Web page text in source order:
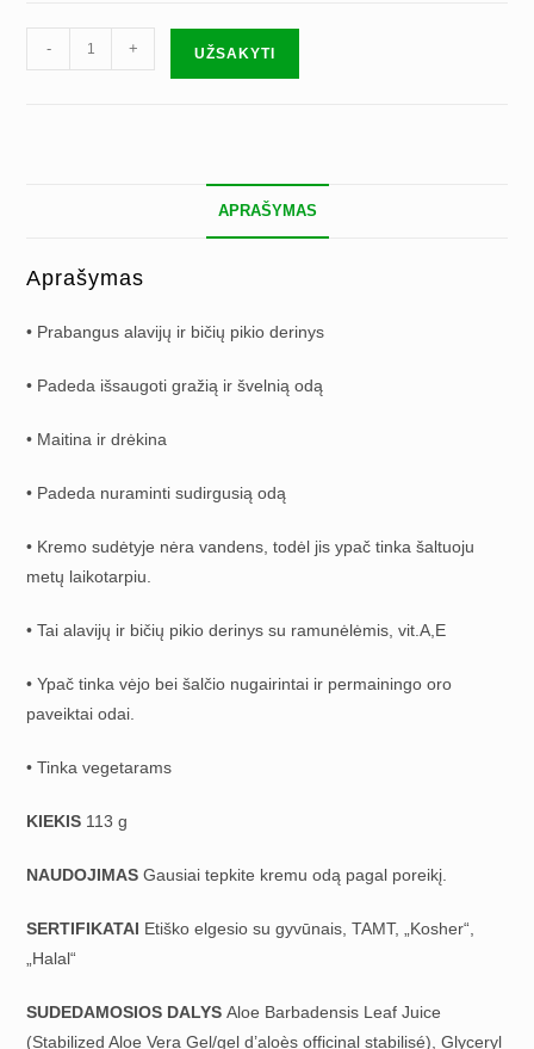
produkto
kiekis:
- + UŽSAKYTI
APRAŠYMAS
Aprašymas
• Prabangus alavijų ir bičių pikio derinys
• Padeda išsaugoti gražią ir švelnią odą
• Maitina ir drėkina
• Padeda nuraminti sudirgusią odą
• Kremo sudėtyje nėra vandens, todėl jis ypač tinka šaltuoju
metų laikotarpiu.
• Tai alavijų ir bičių pikio derinys su ramunėlėmis, vit.A,E
• Ypač tinka vėjo bei šalčio nugairintai ir permainingo oro
paveiktai odai.
• Tinka vegetarams
KIEKIS 113 g
NAUDOJIMAS Gausiai tepkite kremu odą pagal poreikį.
SERTIFIKATAI Etiško elgesio su gyvūnais, TAMT, „Kosher“,
„Halal“
SUDEDAMOSIOS DALYS Aloe Barbadensis Leaf Juice
(Stabilized Aloe Vera Gel/gel d’aloès officinal stabilisé), Glyceryl